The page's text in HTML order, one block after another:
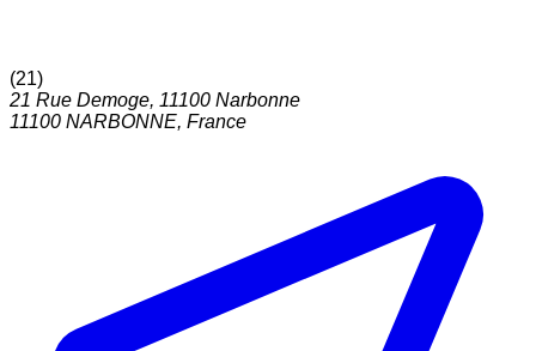
(21)
21 Rue Demoge, 11100 Narbonne
11100 NARBONNE, France